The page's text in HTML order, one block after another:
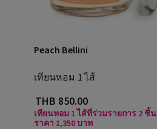
Peach Bellini
เทียนหอม 1 ไส้
THB 850.00
เทียนหอม 1 ไส้ที่ร่วมรายการ 2 ชิ้น
ราคา 1,350 บาท